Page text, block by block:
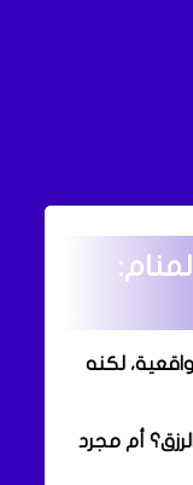
لكنه
أم مجرد